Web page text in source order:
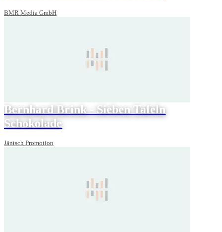
BMR Media GmbH
Bernhard Brink - Sieben Tafeln
Schokolade
Jäntsch Promotion